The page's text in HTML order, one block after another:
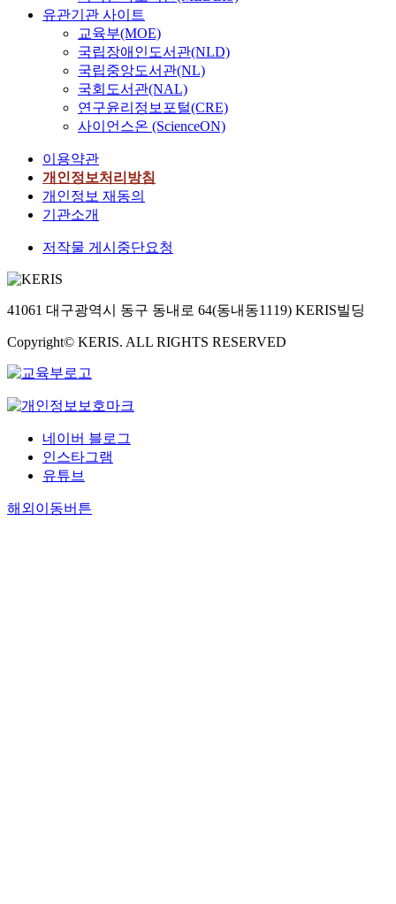
유관기관 사이트
교육부(MOE)
국립장애인도서관(NLD)
국립중앙도서관(NL)
국회도서관(NAL)
연구윤리정보포털(CRE)
사이언스온 (ScienceON)
이용약관
개인정보처리방침
개인정보 재동의
기관소개
저작물 게시중단요청
41061 대구광역시 동구 동내로 64(동내동1119) KERIS빌딩
Copyright© KERIS. ALL RIGHTS RESERVED
네이버 블로그
인스타그램
유튜브
해외이동버튼